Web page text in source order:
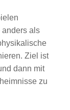
als
Ziel ist
dann mit
zu